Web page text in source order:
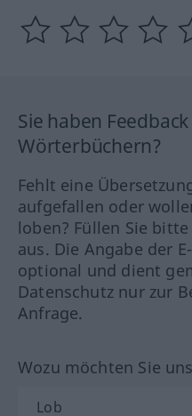
Sie haben
Wörterbüchern?
Fehlt eine
aufgefallen oder
loben? Füllen Sie
aus. Die Angabe der
optional und dient
Datenschutz nur zur
Anfrage.
Wozu möchten Sie